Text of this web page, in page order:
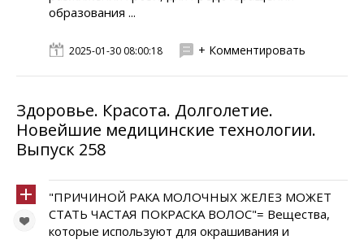
образования ...
2025-01-30 08:00:18 + Комментировать
Здоровье. Красота. Долголетие.
Новейшие медицинские технологии.
Выпуск 258
"ПРИЧИНОЙ РАКА МОЛОЧНЫХ ЖЕЛЕЗ МОЖЕТ
СТАТЬ ЧАСТАЯ ПОКРАСКА ВОЛОС"= Вещества,
которые используют для окрашивания и